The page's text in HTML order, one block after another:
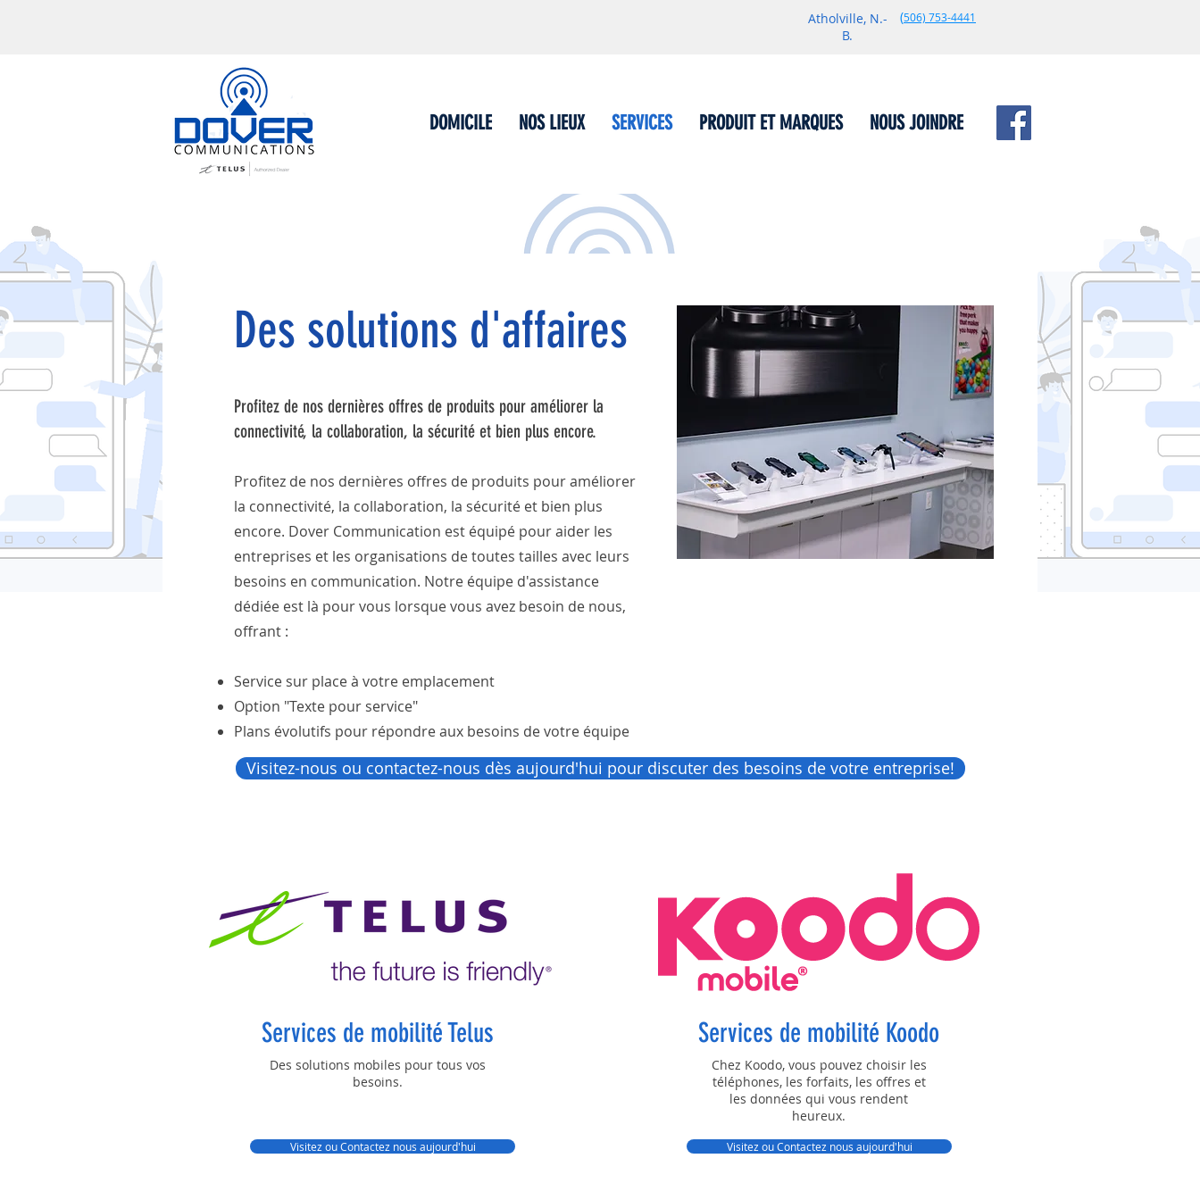
Atholville, N.-
B.
(506) 753-4441
DOMICILE NOS LIEUX SERVICES PRODUIT ET MARQUES NOUS JOINDRE
Des solutions d'affaires
Profitez de nos dernières offres de produits pour améliorer la
connectivité, la collaboration, la sécurité et bien plus encore.
Profitez de nos dernières offres de produits pour améliorer
la connectivité, la collaboration, la sécurité et bien plus
encore. Dover Communication est équipé pour aider les
entreprises et les organisations de toutes tailles avec leurs
besoins en communication. Notre équipe d'assistance
dédiée est là pour vous lorsque vous avez besoin de nous,
offrant : ​
Service sur place à votre emplacement
Option "Texte pour service"
Plans évolutifs pour répondre aux besoins de votre équipe
Visitez-nous ou contactez-nous dès aujourd'hui pour discuter des besoins de votre entreprise!
Services de mobilité Telus
Des solutions mobiles pour tous vos
besoins.
Visitez ou Contactez nous aujourd'hui
Services de mobilité Koodo
Chez Koodo, vous pouvez choisir les
téléphones, les forfaits, les offres et
les données qui vous rendent
heureux.
Visitez ou Contactez nous aujourd'hui